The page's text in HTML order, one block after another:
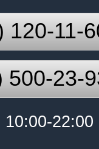
120-11-
500-23-
22:00